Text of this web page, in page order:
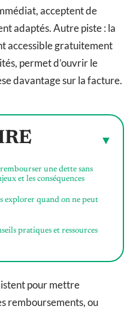
acceptent de
adaptés. Autre piste : la
accessible gratuitement
permet d’ouvrir le
davantage sur la facture.
une dette sans
et les conséquences
explorer quand on ne peut
pratiques et ressources
pour mettre
remboursements, ou